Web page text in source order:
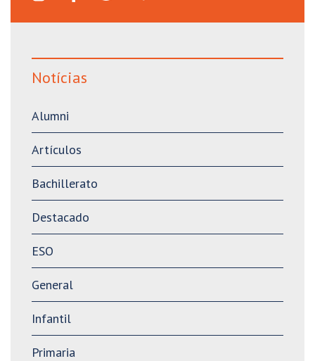
Notícias
Alumni
Artículos
Bachillerato
Destacado
ESO
General
Infantil
Primaria